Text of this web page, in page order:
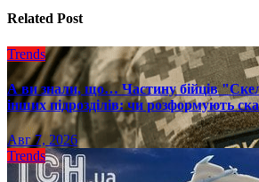
Related Post
Trends
А ви знали, що… Частину бійців
інших підрозділів: чи розформують
Авг 7, 2026
Trends